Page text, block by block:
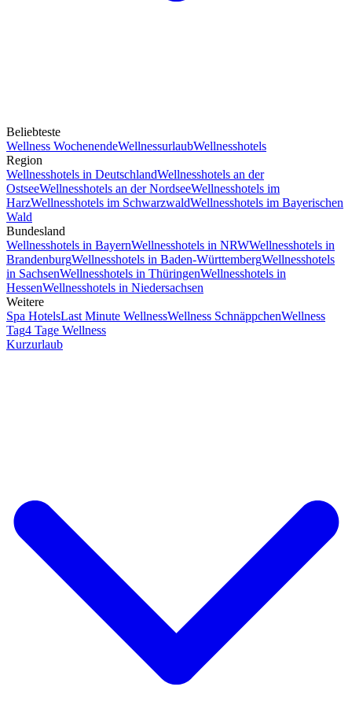
Beliebteste
Wellness WochenendeWellnessurlaubWellnesshotels
Region
Wellnesshotels in DeutschlandWellnesshotels an der
OstseeWellnesshotels an der NordseeWellnesshotels im
HarzWellnesshotels im SchwarzwaldWellnesshotels im Bayerischen
Wald
Bundesland
Wellnesshotels in BayernWellnesshotels in NRWWellnesshotels in
BrandenburgWellnesshotels in Baden-WürttembergWellnesshotels
in SachsenWellnesshotels in ThüringenWellnesshotels in
HessenWellnesshotels in Niedersachsen
Weitere
Spa HotelsLast Minute WellnessWellness SchnäppchenWellness
Tag4 Tage Wellness
Kurzurlaub